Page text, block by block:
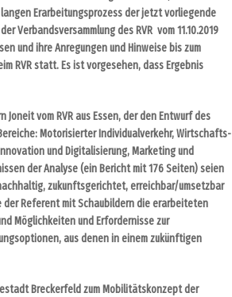
Erarbeitungsprozess der jetzt vorliegende
Verbandsversammlung des RVR vom 11.10.2019
und ihre Anregungen und Hinweise bis zum
RVR statt. Es ist vorgesehen, dass Ergebnis
vom RVR aus Essen, der den Entwurf des
Motorisierter Individualverkehr, Wirtschafts-
und Digitalisierung, Marketing und
der Analyse (ein Bericht mit 176 Seiten) seien
zukunftsgerichtet, erreichbar/umsetzbar
Referent mit Schaubildern die erarbeiteten
Möglichkeiten und Erfordernisse zur
aus denen in einem zukünftigen
Breckerfeld zum Mobilitätskonzept der